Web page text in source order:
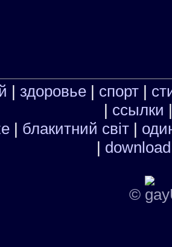
| здоровье | спорт |
| ссылки
| блакитний свiт |
| download
©